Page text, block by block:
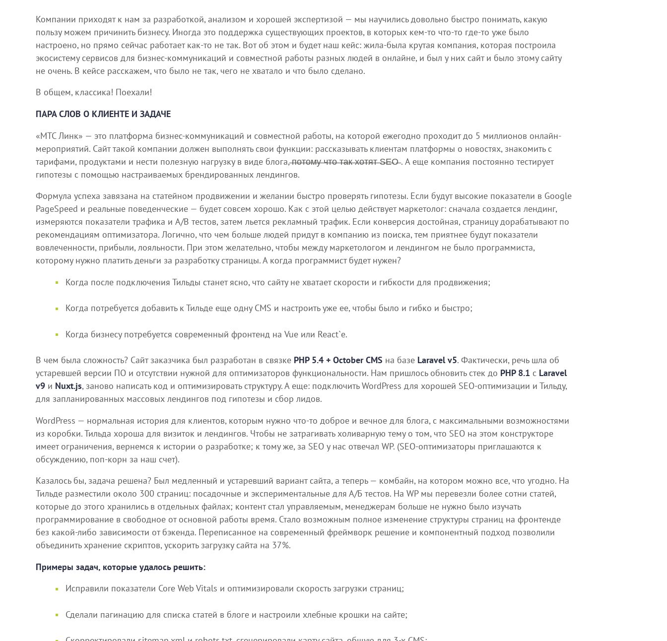
Компании приходят к нам за разработкой, анализом и хорошей экспертизой — мы научились довольно быстро понимать, какую
пользу можем причинить бизнесу. Иногда это поддержка существующих проектов, в которых кем-то что-то где-то уже было
настроено, но прямо сейчас работает как-то не так. Вот об этом и будет наш кейс: жила-была крутая компания, которая построила
экосистему сервисов для бизнес-коммуникаций и совместной работы разных людей в онлайне, и был у них сайт и было этому сайту
не очень. В кейсе расскажем, что было не так, чего не хватало и что было сделано.
В общем, классика! Поехали!
ПАРА СЛОВ О КЛИЕНТЕ И ЗАДАЧЕ
«МТС Линк» — это платформа бизнес-коммуникаций и совместной работы, на которой ежегодно проходит до 5 миллионов онлайн-
мероприятий. Сайт такой компании должен выполнять свои функции: рассказывать клиентам платформы о новостях, знакомить с
тарифами, продуктами и нести полезную нагрузку в виде блога, ̶п̶о̶т̶о̶м̶у̶ ̶ч̶т̶о̶ ̶т̶а̶к̶ ̶х̶о̶т̶я̶т̶ ̶S̶E̶O̶ . А еще компания постоянно тестирует
гипотезы с помощью настраиваемых брендированных лендингов.
Формула успеха завязана на статейном продвижении и желании быстро проверять гипотезы. Если будут высокие показатели в Google
PageSpeed и реальные поведенческие — будет совсем хорошо. Как с этой целью действует маркетолог: сначала создается лендинг,
измеряются показатели трафика и A/B тестов, затем льется рекламный трафик. Если конверсия достойная, страницу дорабатывают по
рекомендациям оптимизатора. Логично, что чем больше людей придут в компанию из поиска, тем приятнее будут показатели
вовлеченности, прибыли, лояльности. При этом желательно, чтобы между маркетологом и лендингом не было программиста,
которому нужно платить деньги за разработку страницы. А когда программист будет нужен?
Когда после подключения Тильды станет ясно, что сайту не хватает скорости и гибкости для продвижения;
Когда потребуется добавить к Тильде еще одну CMS и настроить уже ее, чтобы было и гибко и быстро;
Когда бизнесу потребуется современный фронтенд на Vue или React`е.
В чем была сложность? Сайт заказчика был разработан в связке PHP 5.4 + October CMS на базе Laravel v5. Фактически, речь шла об
устаревшей версии ПО и отсутствии нужной для оптимизаторов функциональности. Нам пришлось обновить стек до PHP 8.1 с Laravel
v9 и Nuxt.js, заново написать код и оптимизировать структуру. А еще: подключить WordPress для хорошей SEO-оптимизации и Тильду,
для запланированных массовых лендингов под гипотезы и сбор лидов.
WordPress — нормальная история для клиентов, которым нужно что-то доброе и вечное для блога, с максимальными возможностями
из коробки. Тильда хороша для визиток и лендингов. Чтобы не затрагивать холиварную тему о том, что SEO на этом конструкторе
имеет ограничения, вернемся к истории о разработке; к тому же, за SEO у нас отвечал WP. (SEO-оптимизаторы приглашаются к
обсуждению, поп-корн за наш счет).
Казалось бы, задача решена? Был медленный и устаревший вариант сайта, а теперь — комбайн, на котором можно все, что угодно. На
Тильде разместили около 300 страниц: посадочные и экспериментальные для А/Б тестов. На WP мы перевезли более сотни статей,
которые до этого хранились в отдельных файлах; контент стал управляемым, менеджерам больше не нужно было изучать
программирование в свободное от основной работы время. Стало возможным полное изменение структуры страниц на фронтенде
без какой-либо зависимости от бэкенда. Переписанное на современный фреймворк решение и компонентный подход позволили
объединить хранение скриптов, ускорить загрузку сайта на 37%.
Примеры задач, которые удалось решить:
Исправили показатели Core Web Vitals и оптимизировали скорость загрузки страниц;
Сделали пагинацию для списка статей в блоге и настроили хлебные крошки на сайте;